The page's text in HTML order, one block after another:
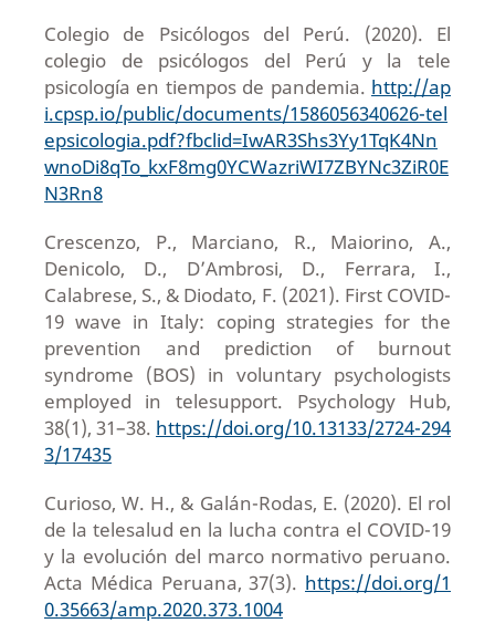
Colegio de Psicólogos del Perú. (2020). El
colegio de psicólogos del Perú y la tele
psicología en tiempos de pandemia. http://ap
i.cpsp.io/public/documents/1586056340626-tel
epsicologia.pdf?fbclid=IwAR3Shs3Yy1TqK4Nn
wnoDi8qTo_kxF8mg0YCWazriWI7ZBYNc3ZiR0E
N3Rn8
Crescenzo, P., Marciano, R., Maiorino, A.,
Denicolo, D., D’Ambrosi, D., Ferrara, I.,
Calabrese, S., & Diodato, F. (2021). First COVID-
19 wave in Italy: coping strategies for the
prevention and prediction of burnout
syndrome (BOS) in voluntary psychologists
employed in telesupport. Psychology Hub,
38(1), 31–38. https://doi.org/10.13133/2724-294
3/17435
Curioso, W. H., & Galán-Rodas, E. (2020). El rol
de la telesalud en la lucha contra el COVID-19
y la evolución del marco normativo peruano.
Acta Médica Peruana, 37(3). https://doi.org/1
0.35663/amp.2020.373.1004